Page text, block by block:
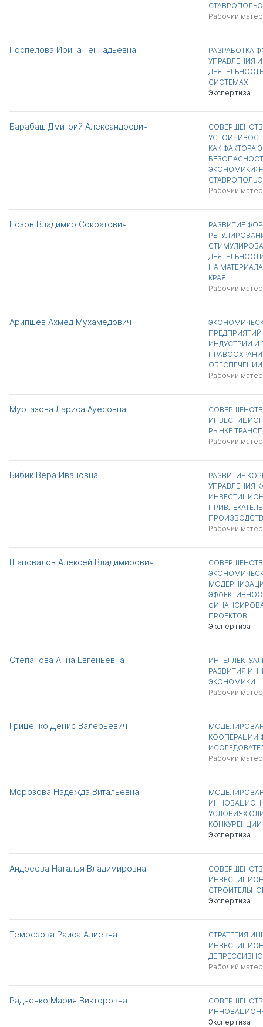
Рабочий
Поспелова Ирина Геннадьевна
РАЗРАБОТКА
УПРАВЛЕНИЯ
СИСТЕМАХ
Экспертиза
Барабаш Дмитрий Александрович
КАК ФАКТОРА
ЭКОНОМИКИ:
Рабочий
Позов Владимир Сократович
РАЗВИТИЕ
НА
КРАЯ
Рабочий
Арипшев Ахмед Мухамедович
ИНДУСТРИИ И
ОБЕСПЕЧЕНИИ
Рабочий
Муртазова Лариса Ауесовна
РЫНКЕ
Рабочий
Бибик Вера Ивановна
РАЗВИТИЕ
УПРАВЛЕНИЯ
Рабочий
Шаповалов Алексей Владимирович
ПРОЕКТОВ
Экспертиза
Степанова Анна Евгеньевна
РАЗВИТИЯ
ЭКОНОМИКИ
Рабочий
Гриценко Денис Валерьевич
КООПЕРАЦИИ
Рабочий
Морозова Надежда Витальевна
УСЛОВИЯХ
КОНКУРЕНЦИИ
Экспертиза
Андреева Наталья Владимировна
Экспертиза
Темрезова Раиса Алиевна
СТРАТЕГИЯ
Рабочий
Радченко Мария Викторовна
Экспертиза